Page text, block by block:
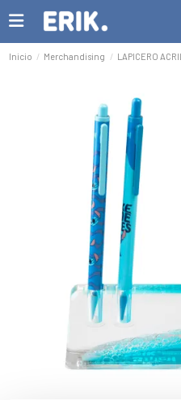
Inicio Merchandising LAPICERO